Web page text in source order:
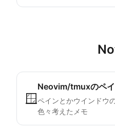
🪟
Neovim/tmuxのペ
ペインとかウインドウ
色々考えたメモ